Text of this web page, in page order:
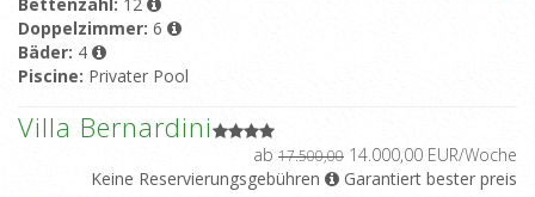
Bettenzahl: 12
Doppelzimmer: 6
Bäder: 4
Piscine: Privater Pool
Villa Bernardini
ab 17.500,00 14.000,00 EUR/Woche
Keine Reservierungsgebühren
Garantiert bester preis